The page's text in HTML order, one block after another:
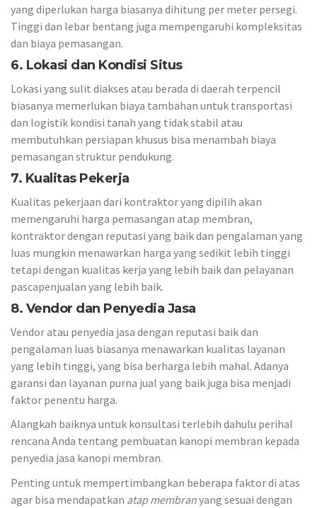
yang diperlukan harga biasanya dihitung per meter persegi.
Tinggi dan lebar bentang juga mempengaruhi kompleksitas
dan biaya pemasangan.
6. Lokasi dan Kondisi Situs
Lokasi yang sulit diakses atau berada di daerah terpencil
biasanya memerlukan biaya tambahan untuk transportasi
dan logistik kondisi tanah yang tidak stabil atau
membutuhkan persiapan khusus bisa menambah biaya
pemasangan struktur pendukung.
7. Kualitas Pekerja
Kualitas pekerjaan dari kontraktor yang dipilih akan
memengaruhi harga pemasangan atap membran,
kontraktor dengan reputasi yang baik dan pengalaman yang
luas mungkin menawarkan harga yang sedikit lebih tinggi
tetapi dengan kualitas kerja yang lebih baik dan pelayanan
pascapenjualan yang lebih baik.
8. Vendor dan Penyedia Jasa
Vendor atau penyedia jasa dengan reputasi baik dan
pengalaman luas biasanya menawarkan kualitas layanan
yang lebih tinggi, yang bisa berharga lebih mahal. Adanya
garansi dan layanan purna jual yang baik juga bisa menjadi
faktor penentu harga.
Alangkah baiknya untuk konsultasi terlebih dahulu perihal
rencana Anda tentang pembuatan kanopi membran kepada
penyedia jasa kanopi membran.
Penting untuk mempertimbangkan beberapa faktor di atas
agar bisa mendapatkan atap membranyang sesuai dengan